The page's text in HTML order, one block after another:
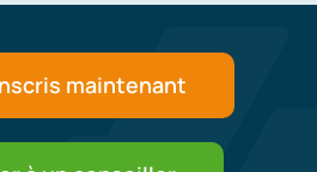
maintenant